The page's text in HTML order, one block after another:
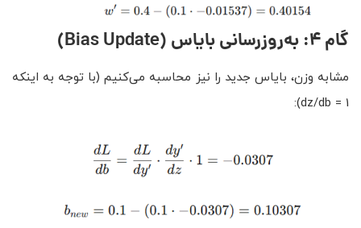
گام ۴: به‌روزرسانی بایاس (Bias Update)
مشابه وزن، بایاس جدید را نیز محاسبه می‌کنیم (با توجه به اینکه
dz/db = 1):